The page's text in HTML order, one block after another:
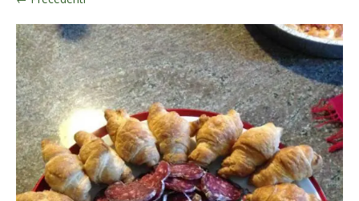
Partner
Contatti
Italiano
German
English
news ed eventi
ecohotel
rassegna stampa